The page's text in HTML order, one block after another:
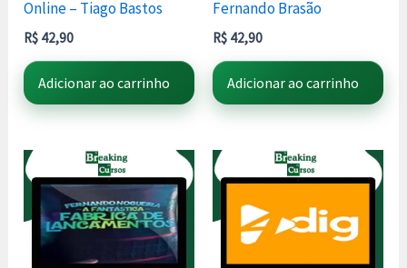
Online – Tiago Bastos
R$ 42,90
Adicionar ao carrinho
Fernando Brasão
R$ 42,90
Adicionar ao carrinho